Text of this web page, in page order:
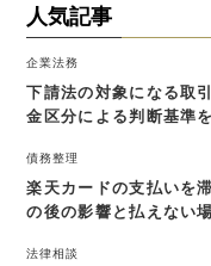
人気記事
企業法務
下請法の対象になる取
金区分による判断基準
債務整理
楽天カードの支払いを
の後の影響と払えない
法律相談